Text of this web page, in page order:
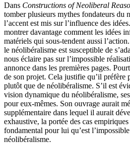
Dans Constructions of Neoliberal
tomber plusieurs mythes fondateurs du
l’accent est mis sur l’influence des
montrer davantage comment les idées
matériels qui sous-tendent aussi
le néolibéralisme est susceptible de
nous éclaire pas sur l’impossible
annonce dans les premières pages.
de son projet. Cela justifie qu’il préfère
plutôt que de néolibéralisme. S’il est
vision dynamique du néolibéralisme,
pour eux-mêmes. Son ouvrage aurait
supplémentaire dans lequel il aurait
exhaustive, la portée des cas
fondamental pour lui qu’est
néolibéralisme.